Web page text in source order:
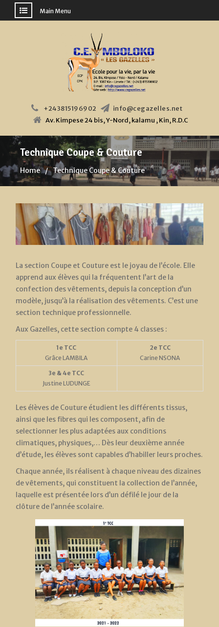
Main Menu
+243815196902
info@cegazelles.net
Av. Kimpese 24 bis, Y-Nord, kalamu , Kin, R.D.C
Technique Coupe & Couture
Home Technique Coupe & Couture
La section Coupe et Couture est le joyau de l’école. Elle
apprend aux élèves qui la fréquentent l’art de la
confection des vêtements, depuis la conception d’un
modèle, jusqu’à la réalisation des vêtements. C’est une
section technique professionnelle.
Aux Gazelles, cette section compte 4 classes :
1e TCC
Grâce LAMBILA
2e TCC
Carine NSONA
3e & 4e TCC
Justine LUDUNGE
Les élèves de Couture étudient les différents tissus,
ainsi que les fibres qui les composent, afin de
selectionner les plus adaptées aux conditions
climatiques, physiques,… Dès leur deuxième année
d’étude, les élèves sont capables d’habiller leurs proches.
Chaque année, ils réalisent à chaque niveau des dizaines
de vêtements, qui constituent la collection de l’année,
laquelle est présentée lors d’un défilé le jour de la
clôture de l’année scolaire.